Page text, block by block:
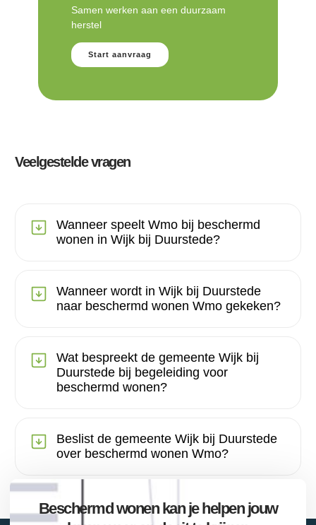
Samen werken aan een duurzaam
herstel
Start aanvraag
Veelgestelde vragen
Wanneer speelt Wmo bij beschermd
wonen in Wijk bij Duurstede?
Wanneer wordt in Wijk bij Duurstede
naar beschermd wonen Wmo gekeken?
Wat bespreekt de gemeente Wijk bij
Duurstede bij begeleiding voor
beschermd wonen?
Beslist de gemeente Wijk bij Duurstede
over beschermd wonen Wmo?
Beschermd wonen kan je helpen jouw